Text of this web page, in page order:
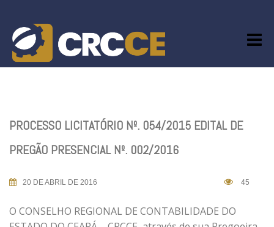
content
PROCESSO LICITATÓRIO Nº. 054/2015 EDITAL DE
PREGÃO PRESENCIAL Nº. 002/2016
20 DE ABRIL DE 2016 45
O CONSELHO REGIONAL DE CONTABILIDADE DO